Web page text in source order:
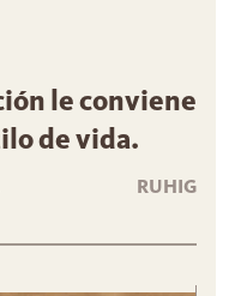
le conviene
de vida.
RUHIG